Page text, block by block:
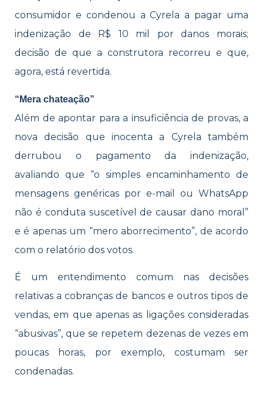
consumidor e condenou a Cyrela a pagar uma
indenização de R$ 10 mil por danos morais;
decisão de que a construtora recorreu e que,
agora, está revertida.
“Mera chateação”
Além de apontar para a insuficiência de provas, a
nova decisão que inocenta a Cyrela também
derrubou o pagamento da indenização,
avaliando que “o simples encaminhamento de
mensagens genéricas por e-mail ou WhatsApp
não é conduta suscetível de causar dano moral”
e é apenas um “mero aborrecimento”, de acordo
com o relatório dos votos.
É um entendimento comum nas decisões
relativas a cobranças de bancos e outros tipos de
vendas, em que apenas as ligações consideradas
“abusivas”, que se repetem dezenas de vezes em
poucas horas, por exemplo, costumam ser
condenadas.